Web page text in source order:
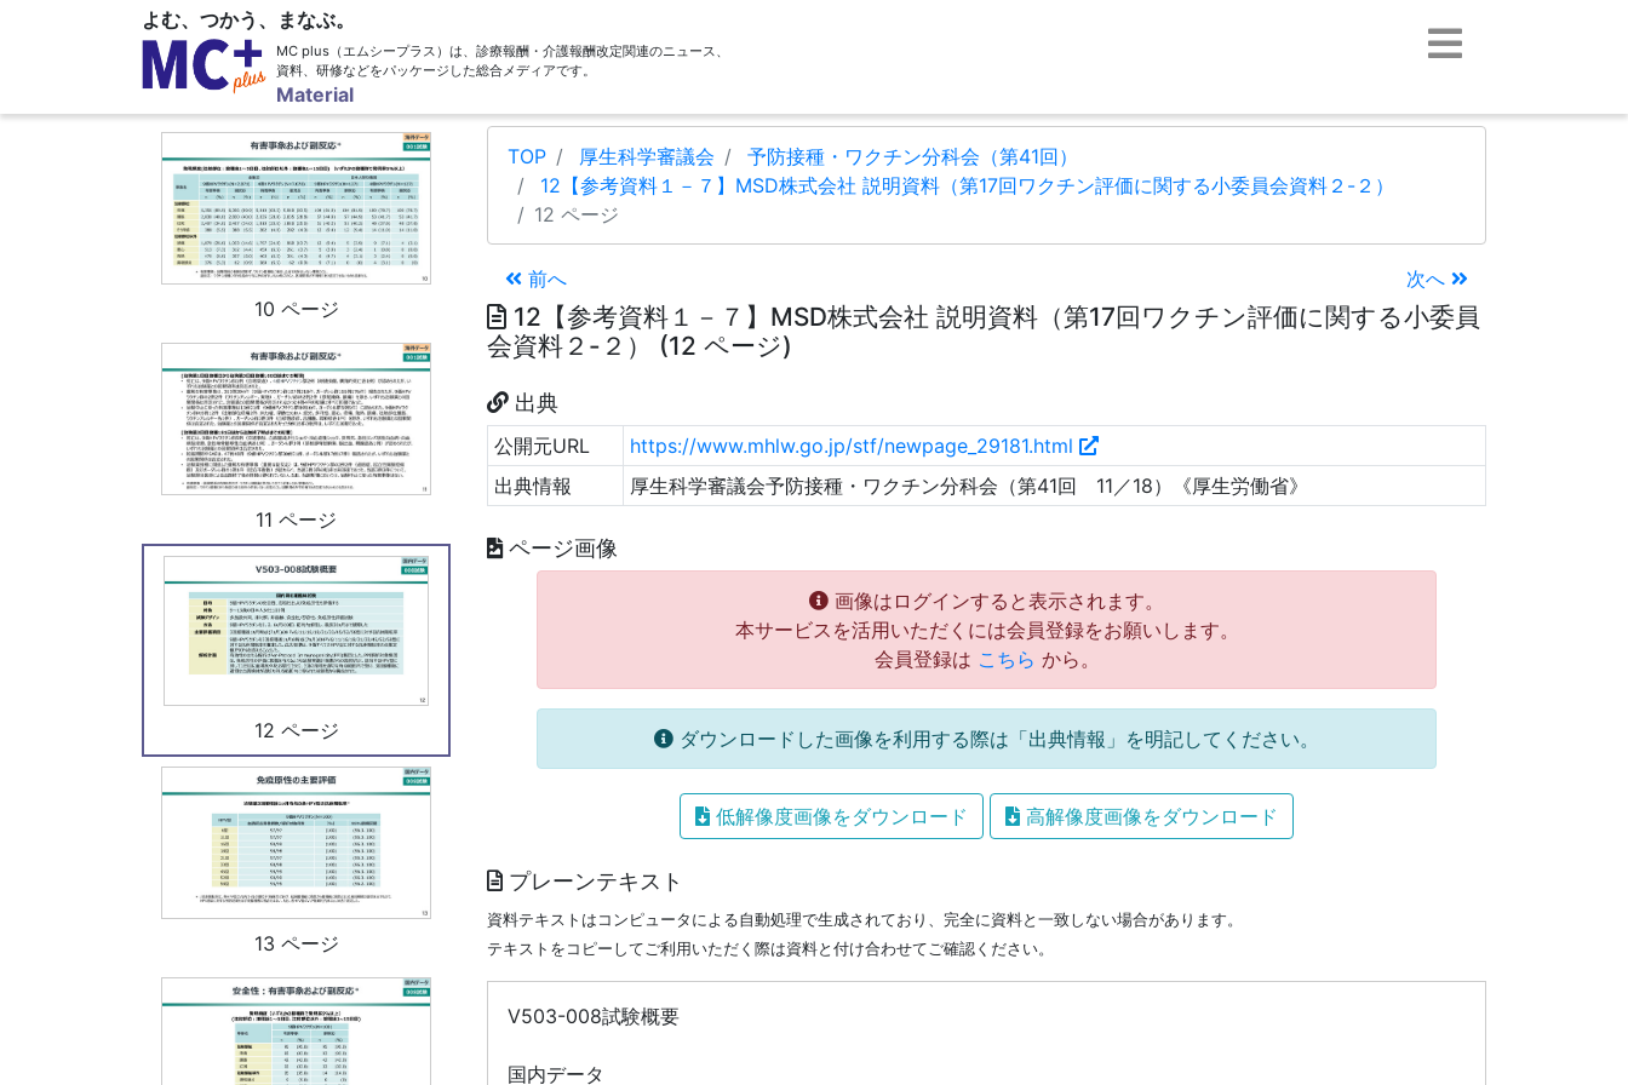
よむ、つかう、まなぶ。
MC plus（エムシープラス）は、診療報酬・介護報酬改定関連のニュース、
資料、研修などをパッケージした総合メディアです。
Material
9 ページ
10 ページ
11 ページ
12 ページ
13 ページ
TOP 厚生科学審議会
予防接種・ワクチン分科会（第41回）
12【参考資料１－７】MSD株式会社 説明資料（第17回ワクチン評価に関する小委員会資料２-２）
12 ページ
前へ 次へ
12【参考資料１－７】MSD株式会社 説明資料（第17回ワクチン評価に関する小委員
会資料２-２） (12 ページ)
出典
公開元URL
https://www.mhlw.go.jp/stf/newpage_29181.html
出典情報
厚生科学審議会予防接種・ワクチン分科会（第41回 11／18）《厚生労働省》
ページ画像
画像はログインすると表示されます。
本サービスを活用いただくには会員登録をお願いします。
会員登録は こちら から。
ダウンロードした画像を利用する際は「出典情報」を明記してください。
低解像度画像をダウンロード 高解像度画像をダウンロード
プレーンテキスト
資料テキストはコンピュータによる自動処理で生成されており、完全に資料と一致しない場合があります。
テキストをコピーしてご利用いただく際は資料と付け合わせてご確認ください。
V503-008試験概要
国内データ